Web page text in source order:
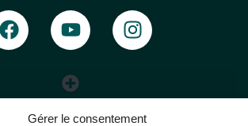
Gérer le consentement